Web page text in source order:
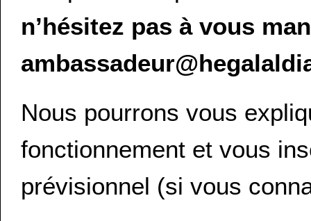
n’hésitez pas à vous
Nous pourrons vous
fonctionnement et vous
prévisionnel (si vous